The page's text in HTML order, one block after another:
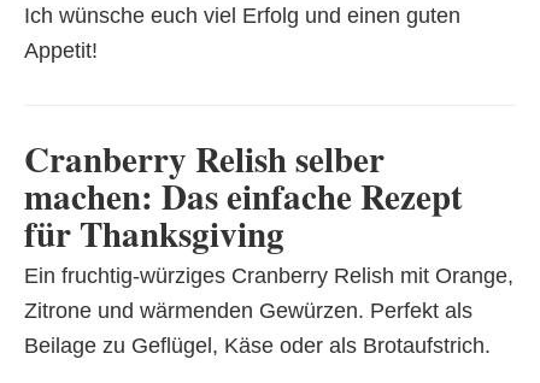
Ich wünsche euch viel Erfolg und einen guten
Appetit!
Cranberry Relish selber
machen: Das einfache Rezept
für Thanksgiving
Ein fruchtig-würziges Cranberry Relish mit Orange,
Zitrone und wärmenden Gewürzen. Perfekt als
Beilage zu Geflügel, Käse oder als Brotaufstrich.